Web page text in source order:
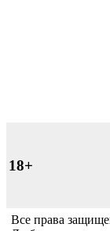
18+
Все права